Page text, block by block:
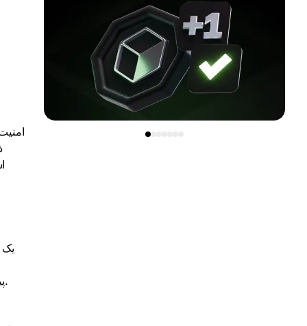
یک
پیگیری کنید. این یک راه‌حل راحت است، زیرا کیف پول‌ها می‌توانند از هر دستگاهی، از جمله گوشی هوشمند، تبلت، کامپیوتر و غیره، کار کنند.